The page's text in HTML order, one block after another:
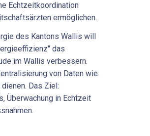
Echtzeitkoordination
ermöglichen.
des Kantons Wallis will
das
im Wallis verbessern.
von Daten wie
Das Ziel:
Überwachung in Echtzeit